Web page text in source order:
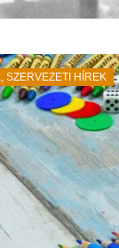
, SZERVEZETI HÍREK